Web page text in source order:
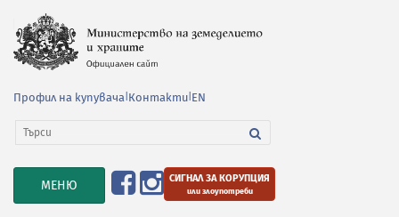
Профил на купувача Контакти EN
TOGGLE
NAVIGATION
МЕНЮ СИГНАЛ ЗА КОРУПЦИЯ
или злоупотреби